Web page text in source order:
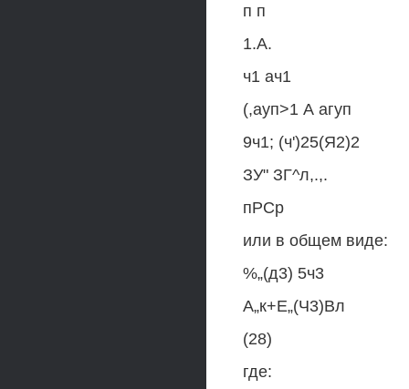
п п
1.А.
ч1 ач1
(,ауп>1 А агуп
9ч1; (ч')25(Я2)2
ЗУ" ЗГ^л,.,.
пРСр
или в общем виде:
%„(д3) 5ч3
А„к+Е„(Ч3)Вл
(28)
где: